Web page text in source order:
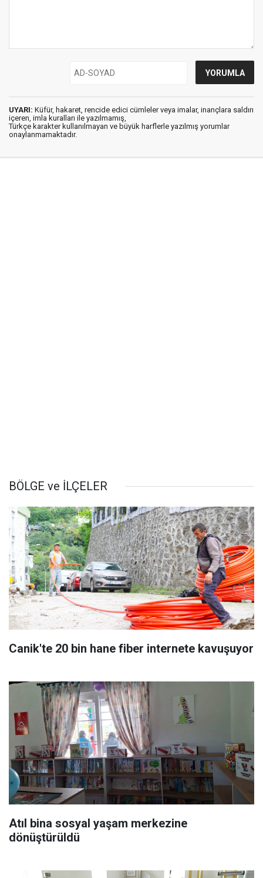
UYARI: Küfür, hakaret, rencide edici cümleler veya imalar, inançlara saldırı
içeren, imla kuralları ile yazılmamış,
Türkçe karakter kullanılmayan ve büyük harflerle yazılmış yorumlar
onaylanmamaktadır.
BÖLGE ve İLÇELER
Canik'te 20 bin hane fiber internete kavuşuyor
Atıl bina sosyal yaşam merkezine
dönüştürüldü